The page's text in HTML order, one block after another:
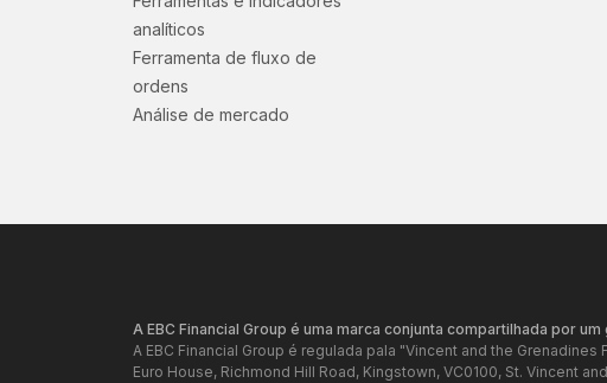
analíticos
Ferramenta de fluxo de
ordens
Análise de mercado
A EBC Financial Group é uma marca conjunta compartilhada por
A EBC Financial Group é regulada pala "Vincent and the
Euro House, Richmond Hill Road, Kingstown, VC0100, St. Vincent